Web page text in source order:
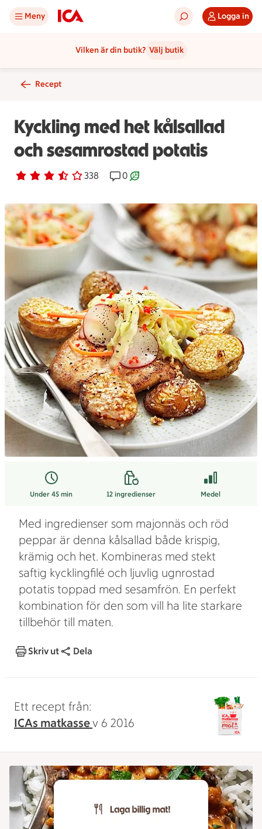
Meny Logga in
Vilken är din butik? Välj butik
Recept
Kyckling med het kålsallad
och sesamrostad potatis
Betyg 3.3 av 5. 338
338 personer har röstatReceptet har 0 kommentarer
0 Receptet är ett klimartsmart
Under 45 min 12 ingredienser Medel
Med ingredienser som majonnäs och röd
peppar är denna kålsallad både krispig,
krämig och het. Kombineras med stekt
saftig kycklingfilé och ljuvlig ugnrostad
potatis toppad med sesamfrön. En perfekt
kombination för den som vill ha lite starkare
tillbehör till maten.
Skriv ut Dela
Ett recept från:
ICAs matkassev 6 2016